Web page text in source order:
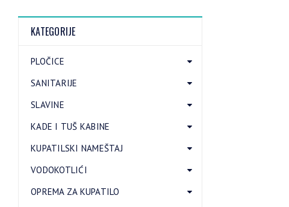
KATEGORIJE
PLOČICE
SANITARIJE
SLAVINE
KADE I TUŠ KABINE
KUPATILSKI NAMEŠTAJ
VODOKOTLIĆI
OPREMA ZA KUPATILO